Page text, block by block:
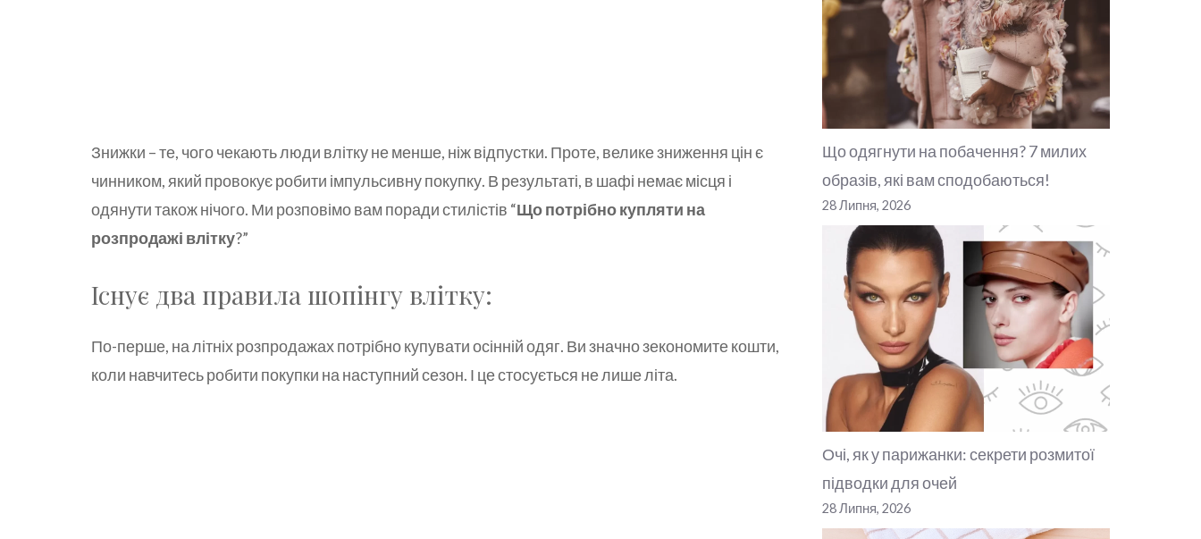
Знижки – те, чого чекають люди влітку не менше, ніж відпустки. Проте, велике зниження цін є
чинником, який провокує робити імпульсивну покупку. В результаті, в шафі немає місця і
одянути також нічого. Ми розповімо вам поради стилістів “Що потрібно купляти на
розпродажі влітку?”
Існує два правила шопінгу влітку:
По-перше, на літніх розпродажах потрібно купувати осінній одяг. Ви значно зекономите кошти,
коли навчитесь робити покупки на наступний сезон. І це стосується не лише літа.
Що одягнути на побачення? 7 милих
образів, які вам сподобаються!
28 Липня, 2026
Очі, як у парижанки: секрети розмитої
підводки для очей
28 Липня, 2026